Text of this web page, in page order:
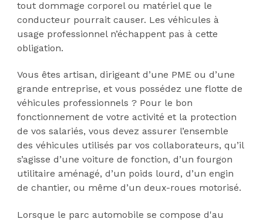
tout dommage corporel ou matériel que le
conducteur pourrait causer. Les véhicules à
usage professionnel n’échappent pas à cette
obligation.
Vous êtes artisan, dirigeant d’une PME ou d’une
grande entreprise, et vous possédez une flotte de
véhicules professionnels ? Pour le bon
fonctionnement de votre activité et la protection
de vos salariés, vous devez assurer l’ensemble
des véhicules utilisés par vos collaborateurs, qu’il
s’agisse d’une voiture de fonction, d’un fourgon
utilitaire aménagé, d’un poids lourd, d’un engin
de chantier, ou même d’un deux-roues motorisé.
Lorsque le parc automobile se compose d'au